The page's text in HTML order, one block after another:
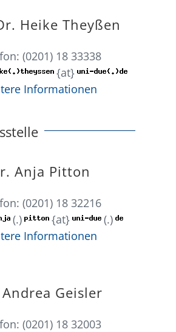
Heike Theyßen
(0201) 18 33338
{at}
Informationen
Anja Pitton
(0201) 18 32216
(.) {at}
(.)
Informationen
Geisler
(0201) 18 32003